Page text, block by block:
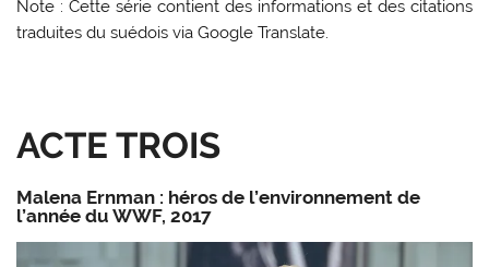
Note : Cette série contient des informations et des citations
traduites du suédois via Google Translate.
ACTE TROIS
Malena Ernman : héros de l’environnement de
l’année du WWF, 2017